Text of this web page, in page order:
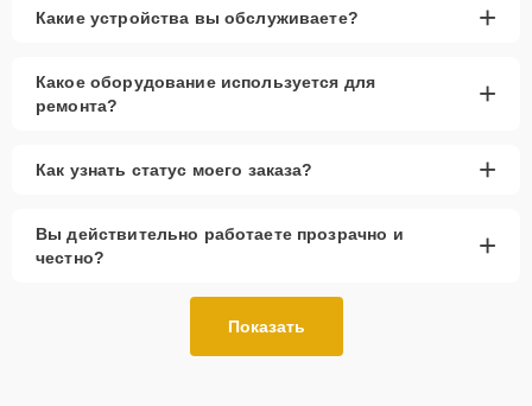
Какие устройства вы обслуживаете? +
Какое оборудование используется для
ремонта?
+
Как узнать статус моего заказа? +
Вы действительно работаете прозрачно и
честно?
+
Показать